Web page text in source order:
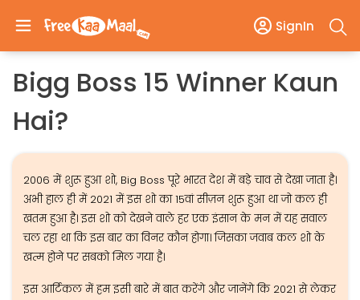
SignIn
Bigg Boss 15 Winner Kaun
Hai?
2006 में शुरू हुआ शो, Big Boss पूरे भारत देश में बड़े चाव से देखा जाता है।
अभी हाल ही में 2021 में इस शो का 15वां सीज़न शुरू हुआ था जो कल ही
खतम हुआ है। इस शो को देखने वाले हर एक इंसान के मन में यह सवाल
चल रहा था कि इस बार का विनर कौन होगा। जिसका जवाब कल शो के
खत्म होने पर सबको मिल गया है।
इस आर्टिकल में हम इसी बारे में बात करेंगे और जानेंगे कि 2021 से लेकर